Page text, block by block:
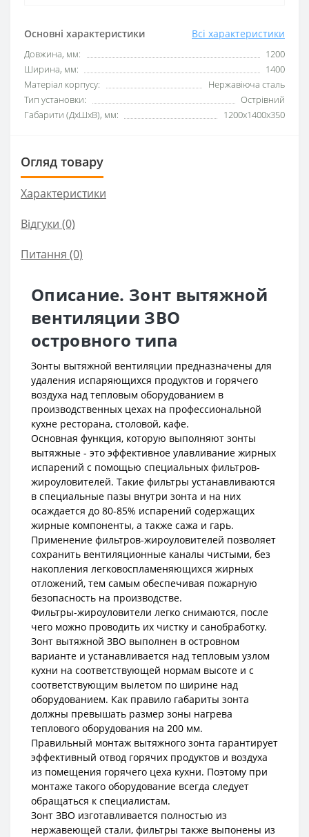
Основні характеристики Всі характеристики
Довжина, мм:
1200
Ширина, мм:
1400
Матеріал корпусу:
Нержавіюча сталь
Тип установки:
Острівний
Габарити (ДхШхВ), мм:
1200x1400x350
Огляд товару
Характеристики
Відгуки (0)
Питання (0)
Описание. Зонт вытяжной
вентиляции ЗВО
островного типа
Зонты вытяжной вентиляции предназначены для
удаления испаряющихся продуктов и горячего
воздуха над тепловым оборудованием в
производственных цехах на профессиональной
кухне ресторана, столовой, кафе.
Основная функция, которую выполняют зонты
вытяжные - это эффективное улавливание жирных
испарений с помощью специальных фильтров-
жироуловителей. Такие фильтры устанавливаются
в специальные пазы внутри зонта и на них
осаждается до 80-85% испарений содержащих
жирные компоненты, а также сажа и гарь.
Применение фильтров-жироуловителей позволяет
сохранить вентиляционные каналы чистыми, без
накопления легковоспламеняющихся жирных
отложений, тем самым обеспечивая пожарную
безопасность на производстве.
Фильтры-жироуловители легко снимаются, после
чего можно проводить их чистку и санобработку.
Зонт вытяжной ЗВО выполнен в островном
варианте и устанавливается над тепловым узлом
кухни на соответствующей нормам высоте и с
соответствующим вылетом по ширине над
оборудованием. Как правило габариты зонта
должны превышать размер зоны нагрева
теплового оборудования на 200 мм.
Правильный монтаж вытяжного зонта гарантирует
эффективный отвод горячих продуктов и воздуха
из помещения горячего цеха кухни. Поэтому при
монтаже такого оборудование всегда следует
обращаться к специалистам.
Зонт ЗВО изготавливается полностью из
нержавеющей стали, фильтры также выпонены из